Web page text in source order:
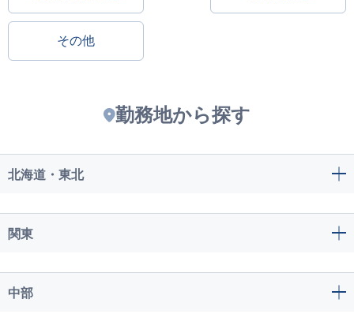
その他
勤務地から探す
北海道・東北
関東
中部